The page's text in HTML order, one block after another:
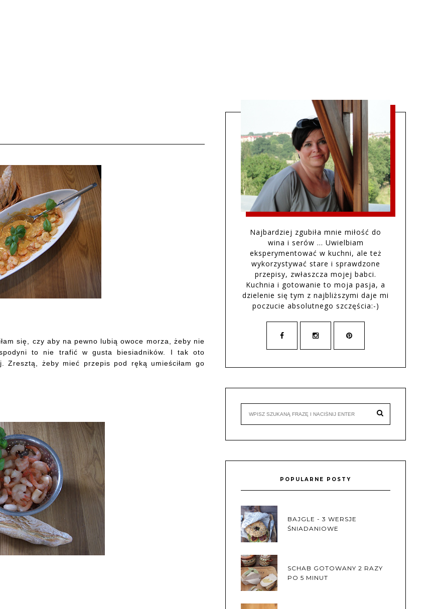
się, czy aby na pewno lubią owoce morza, żeby nie
to nie trafić w gusta biesiadników. I tak oto
Zresztą, żeby mieć przepis pod ręką umieściłam go
Najbardziej zgubiła mnie miłość do
wina i serów … Uwielbiam
eksperymentować w kuchni, ale też
wykorzystywać stare i sprawdzone
przepisy, zwłaszcza mojej babci.
Kuchnia i gotowanie to moja pasja, a
dzielenie się tym z najbliższymi daje mi
poczucie absolutnego szczęścia:-)
POPULARNE POSTY
BAJGLE - 3 WERSJE
ŚNIADANIOWE
SCHAB GOTOWANY 2 RAZY
PO 5 MINUT